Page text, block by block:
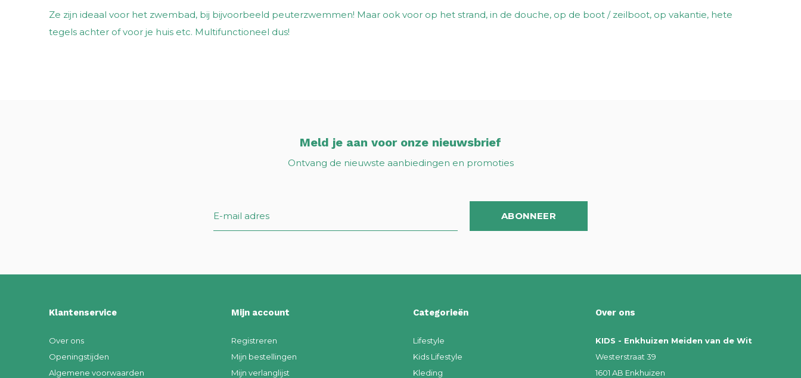
Ze zijn ideaal voor het zwembad, bij bijvoorbeeld peuterzwemmen! Maar ook voor op het strand, in de douche, op de boot / zeilboot, op vakantie, hete
tegels achter of voor je huis etc. Multifunctioneel dus!
Meld je aan voor onze nieuwsbrief
Ontvang de nieuwste aanbiedingen en promoties
ABONNEER
Klantenservice
Over ons
Openingstijden
Algemene voorwaarden
Mijn account
Registreren
Mijn bestellingen
Mijn verlanglijst
Categorieën
Lifestyle
Kids Lifestyle
Kleding
Over ons
KIDS - Enkhuizen Meiden van de Wit
Westerstraat 39
1601 AB Enkhuizen